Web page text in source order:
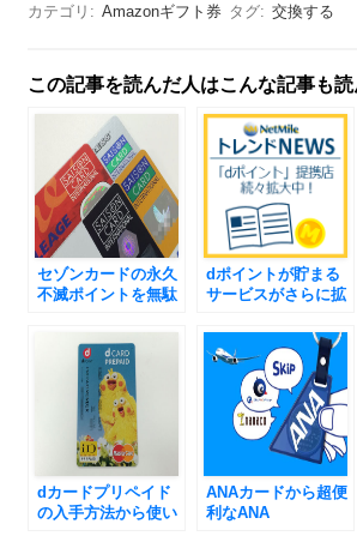
カテゴリ: Amazonギフト券 タグ: 交換する
この記事を読んだ人はこんな記事も
セゾンカードの永久
不滅ポイントを無駄
用する方法
dポイントが貯まる
サービスがさらに拡
イント戦略
dカードプリペイド
の入手方法から使い
ANAカードから超便
利なANA